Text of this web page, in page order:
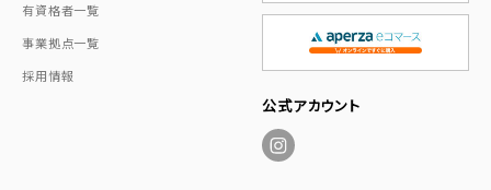
有資格者一覧
事業拠点一覧
採用情報
公式アカウント